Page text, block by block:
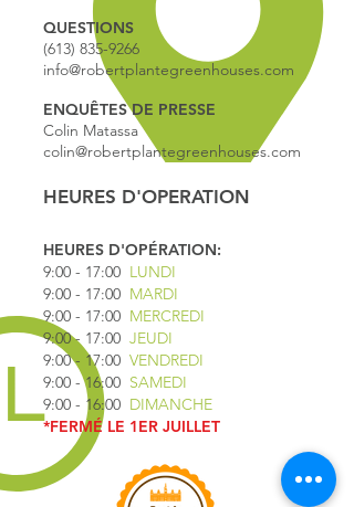
QUESTIONS
(613) 835-9266
info@robertplantegreenhouses.com
ENQUÊTES DE PRESSE
Colin Matassa
colin@robertplantegreenhouses.com
HEURES D'OPERATION
HEURES D'OPÉRATION:
9:00 - 17:00 LUNDI
9:00 - 17:00 MARDI
9:00 - 17:00 MERCREDI
9:00 - 17:00 JEUDI
9:00 - 17:00 VENDREDI
9:00 - 16:00 SAMEDI
9:00 - 16:00 DIMANCHE
*FERMÉ LE 1ER JUILLET